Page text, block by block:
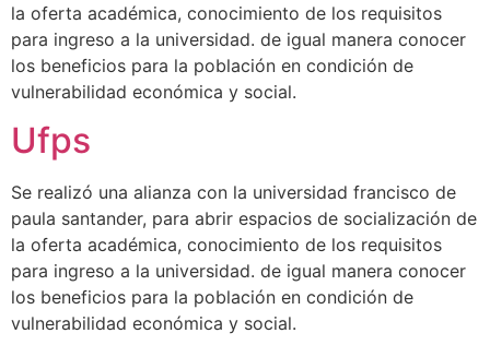
la oferta académica, conocimiento de los requisitos
para ingreso a la universidad. de igual manera conocer
los beneficios para la población en condición de
vulnerabilidad económica y social.
Ufps
Se realizó una alianza con la universidad francisco de
paula santander, para abrir espacios de socialización de
la oferta académica, conocimiento de los requisitos
para ingreso a la universidad. de igual manera conocer
los beneficios para la población en condición de
vulnerabilidad económica y social.